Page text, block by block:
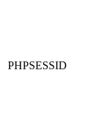
PHPSESSID